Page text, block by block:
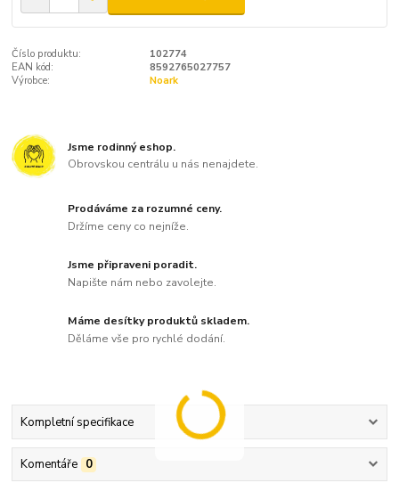
Číslo produktu:
102774
EAN kód:
8592765027757
Výrobce:
Noark
Jsme rodinný eshop.
Obrovskou centrálu u nás nenajdete.
Prodáváme za rozumné ceny.
Držíme ceny co nejníže.
Jsme připraveni poradit.
Napište nám nebo zavolejte.
Máme desítky produktů skladem.
Děláme vše pro rychlé dodání.
Kompletní specifikace
Komentáře 0